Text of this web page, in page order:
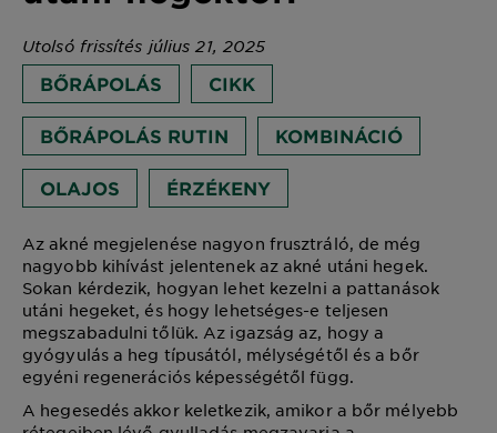
Utolsó frissítés július 21, 2025
BŐRÁPOLÁS CIKK
BŐRÁPOLÁS RUTIN KOMBINÁCIÓ
OLAJOS ÉRZÉKENY
Az akné megjelenése nagyon frusztráló, de még
nagyobb kihívást jelentenek az akné utáni hegek.
Sokan kérdezik, hogyan lehet kezelni a pattanások
utáni hegeket, és hogy lehetséges-e teljesen
megszabadulni tőlük. Az igazság az, hogy a
gyógyulás a heg típusától, mélységétől és a bőr
egyéni regenerációs képességétől függ.
A hegesedés akkor keletkezik, amikor a bőr mélyebb